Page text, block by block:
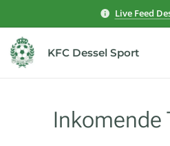
Live Feed
KFC Dessel Sport
Inkomende